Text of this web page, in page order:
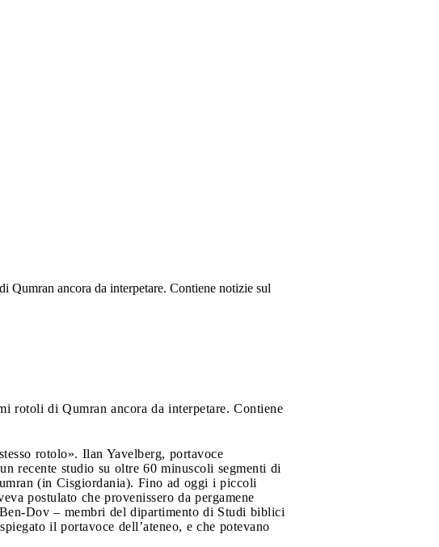
ancora da interpetare. Contiene notizie sul
rotoli di Qumran ancora da interpetare. Contiene
rotolo». Ilan Yavelberg, portavoce
recente studio su oltre 60 minuscoli segmenti di
(in Cisgiordania). Fino ad oggi i piccoli
postulato che provenissero da pergamene
Dov – membri del dipartimento di Studi biblici
il portavoce dell’ateneo, e che potevano